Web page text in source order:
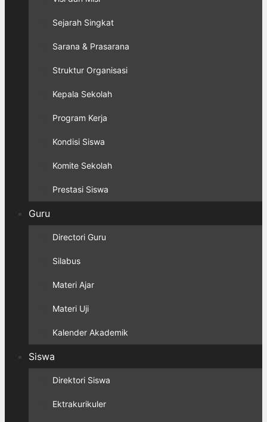
Sejarah Singkat
Sarana & Prasarana
Struktur Organisasi
Kepala Sekolah
Program Kerja
Kondisi Siswa
Komite Sekolah
Prestasi Siswa
Guru
Directori Guru
Silabus
Materi Ajar
Materi Uji
Kalender Akademik
Siswa
Direktori Siswa
Ektrakurikuler